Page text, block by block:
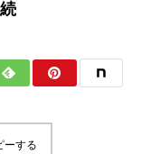
ーする